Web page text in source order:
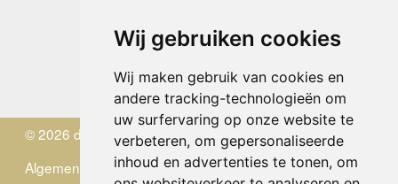
Wij gebruiken cookies
Wij maken gebruik van cookies en
andere tracking-technologieën om
uw surfervaring op onze website te
verbeteren, om gepersonaliseerde
inhoud en advertenties te tonen, om
Donderdag
10.00 - 12.30 en 13.30 - 17.00
Vrijdag 10.00 - 12.30 en 13.30 - 17.00
Zaterdag
gesloten
Zondag gesloten
© 2026 de Zwerver
Algemene Voorwaarden